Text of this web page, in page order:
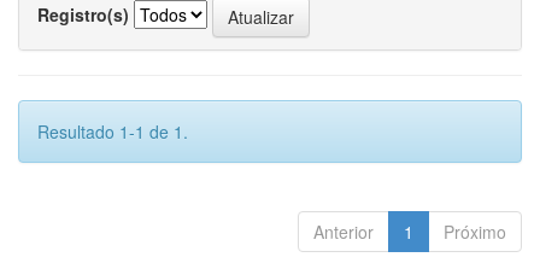
Registro(s)
Resultado 1-1 de 1.
Anterior 1 Próximo